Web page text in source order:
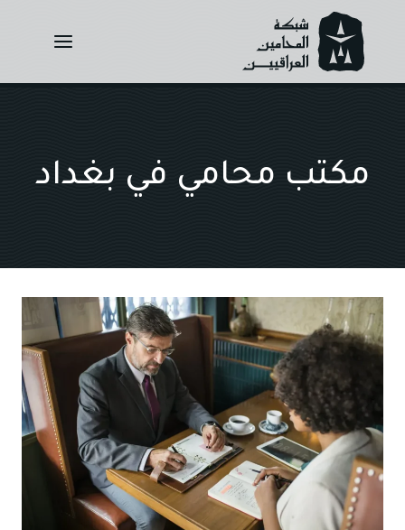
content
مكتب محامي في بغداد